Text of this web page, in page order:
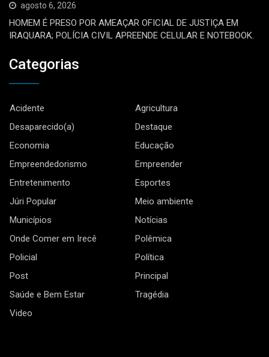
agosto 6, 2026
HOMEM É PRESO POR AMEAÇAR OFICIAL DE JUSTIÇA EM
IRAQUARA; POLÍCIA CIVIL APREENDE CELULAR E NOTEBOOK.
Categorias
Acidente
Agricultura
Desaparecido(a)
Destaque
Economia
Educação
Empreendedorismo
Empreender
Entretenimento
Esportes
Júri Popular
Meio ambiente
Municípios
Notícias
Onde Comer em Irecê
Polêmica
Policial
Política
Post
Principal
Saúde e Bem Estar
Tragédia
Video